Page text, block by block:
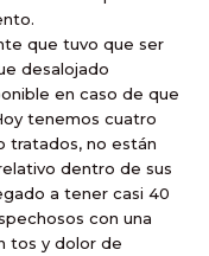
que tuvo que ser
desalojado
en caso de que
tenemos cuatro
tratados, no están
dentro de sus
a tener casi 40
con una
tos y dolor de